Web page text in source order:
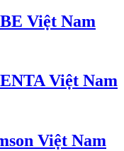
Việt Nam
Việt Nam
Việt Nam